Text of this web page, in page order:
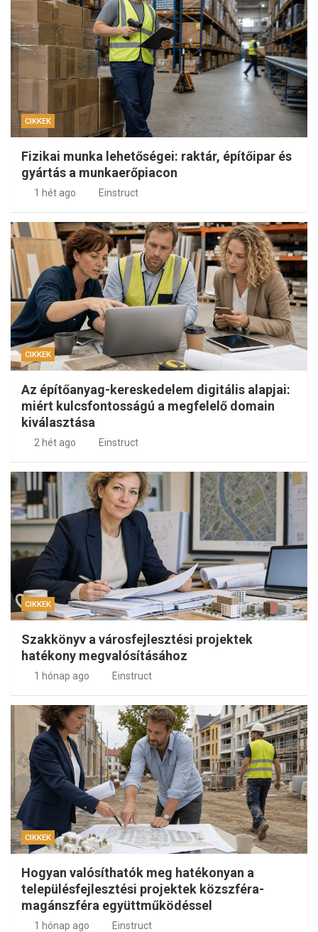
CIKKEK
Fizikai munka lehetőségei: raktár, építőipar és
gyártás a munkaerőpiacon
1 hét ago Einstruct
CIKKEK
Az építőanyag-kereskedelem digitális alapjai:
miért kulcsfontosságú a megfelelő domain
kiválasztása
2 hét ago Einstruct
CIKKEK
Szakkönyv a városfejlesztési projektek
hatékony megvalósításához
1 hónap ago Einstruct
CIKKEK
Hogyan valósíthatók meg hatékonyan a
településfejlesztési projektek közszféra-
magánszféra együttműködéssel
1 hónap ago Einstruct